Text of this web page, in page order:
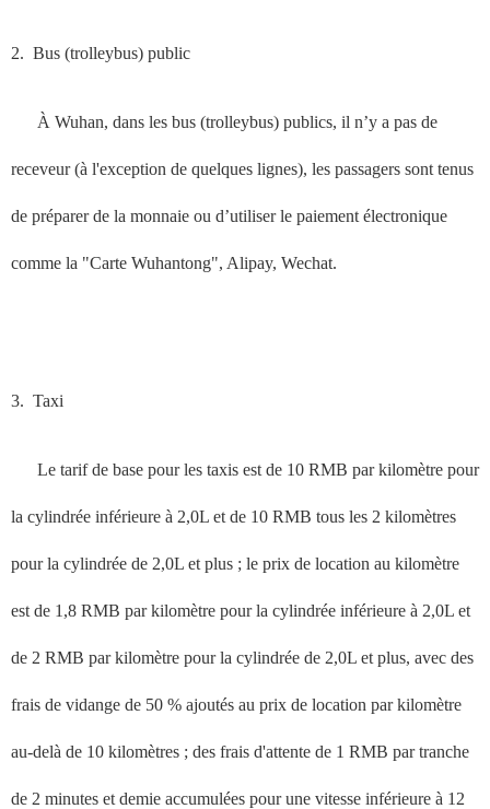
2. Bus (trolleybus) public
À Wuhan, dans les bus (trolleybus) publics, il n’y a pas de
receveur (à l'exception de quelques lignes), les passagers sont tenus
de préparer de la monnaie ou d’utiliser le paiement électronique
comme la "Carte Wuhantong", Alipay, Wechat.
3. Taxi
Le tarif de base pour les taxis est de 10 RMB par kilomètre pour
la cylindrée inférieure à 2,0L et de 10 RMB tous les 2 kilomètres
pour la cylindrée de 2,0L et plus ; le prix de location au kilomètre
est de 1,8 RMB par kilomètre pour la cylindrée inférieure à 2,0L et
de 2 RMB par kilomètre pour la cylindrée de 2,0L et plus, avec des
frais de vidange de 50 % ajoutés au prix de location par kilomètre
au-delà de 10 kilomètres ; des frais d'attente de 1 RMB par tranche
de 2 minutes et demie accumulées pour une vitesse inférieure à 12